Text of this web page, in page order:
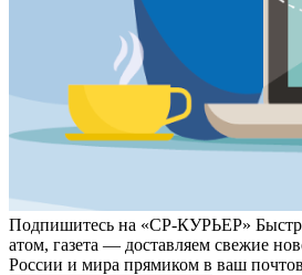
Подпишитесь на «СР-КУРЬЕР»
атом, газета — доставляем свежие
России и мира прямиком в ваш